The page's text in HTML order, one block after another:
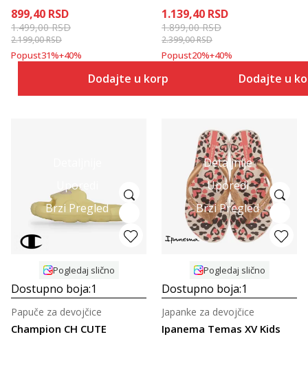
899,40 RSD
1.499,00RSD
2.199,00RSD
Popust31%+40%
Dodajte u korpu
1.139,40 RSD
1.899,00RSD
2.399,00RSD
Popust20%+40%
Dodajte u
Uporedi
Brzi Pregled
Pogledaj slično
Dostupno boja:1
Champion CH CUTE
Papuče za devojčice
Detaljnije
Uporedi
Brzi Pregled
Pogledaj slično
Dostupno boja:1
Ipanema Temas XV Kids
Japanke za devojčice